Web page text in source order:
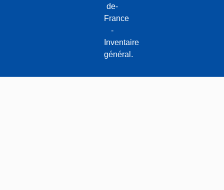
de-
France
-
Inventaire
général.